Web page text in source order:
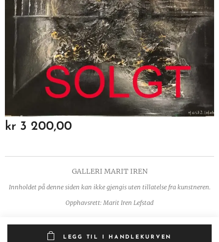
kr 3 200,00
LEGG TIL I HANDLEKURVEN
GALLERI MARIT IREN
Innholdet på denne siden kan ikke gjengis uten tillatelse fra kunstneren.
Opphavsrett: Marit Iren Lefstad